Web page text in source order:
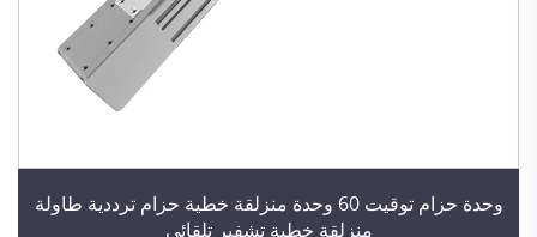
وحدة حزام توقيت 60 وحدة منزلقة خطية حزام ترددية طاولة
منزلقة خطية تشفير تلقائي